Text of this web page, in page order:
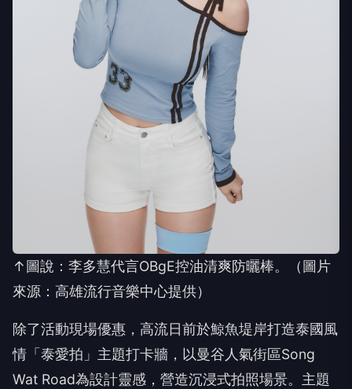
↑圖說：李多慧代言OBgE控油清爽防曬棒。（圖片
來源：高雄流行音樂中心提供）
除了活動現場優惠，高流日前於鯨魚堤岸打造泰國風
情「泰愛拍」主題打卡牆，以曼谷人氣街區Song
Wat Road為設計靈感，營造沉浸式拍照場景。主題